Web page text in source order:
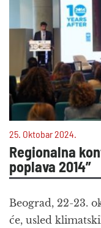
25. Oktobar 2024.
Regionalna
poplava 2014”
Beograd, 22-23.
će, usled